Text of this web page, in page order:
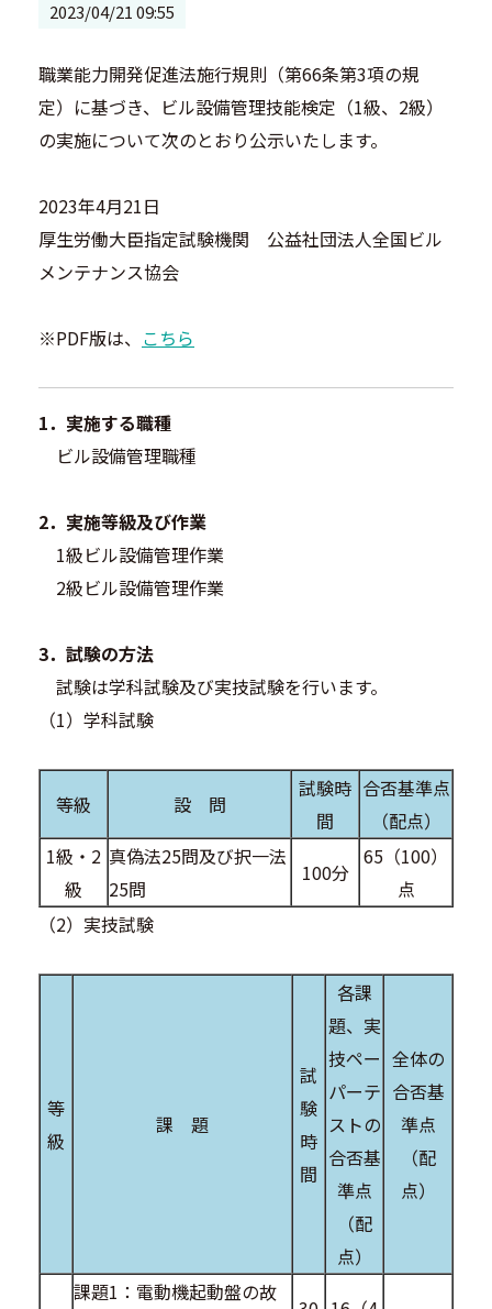
2023/04/21 09:55
職業能力開発促進法施行規則（第66条第3項の規
定）に基づき、ビル設備管理技能検定（1級、2級）
の実施について次のとおり公示いたします。
2023年4月21日
厚生労働大臣指定試験機関 公益社団法人全国ビル
メンテナンス協会
※PDF版は、 こちら
1．実施する職種
ビル設備管理職種
2．実施等級及び作業
1級ビル設備管理作業
2級ビル設備管理作業
3．試験の方法
試験は学科試験及び実技試験を行います。
（1）学科試験
等級 設 問
試験時
間
合否基準点
（配点）
1級・2
級
真偽法25問及び択一法
25問
100分
65（100）
点
（2）実技試験
等
級
課 題
試
験
時
間
各課
題、実
技ペー
パーテ
ストの
合否基
準点
（配
点）
全体の
合否基
準点
（配
点）
課題1：電動機起動盤の故